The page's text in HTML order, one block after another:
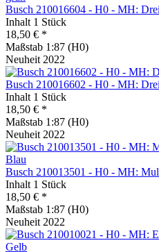
Busch 210016604 - H0 - MH:
Inhalt 1 Stück
18,50 € *
Maßstab 1:87 (H0)
Neuheit 2022
Busch 210016602 - H0 - MH:
Inhalt 1 Stück
18,50 € *
Maßstab 1:87 (H0)
Neuheit 2022
Busch 210013501 - H0 - MH:
Inhalt 1 Stück
18,50 € *
Maßstab 1:87 (H0)
Neuheit 2022